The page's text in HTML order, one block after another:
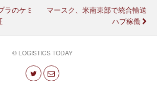
ラのケミ
マースク、米南東部で統合輸送
ハブ稼働
© LOGISTICS TODAY